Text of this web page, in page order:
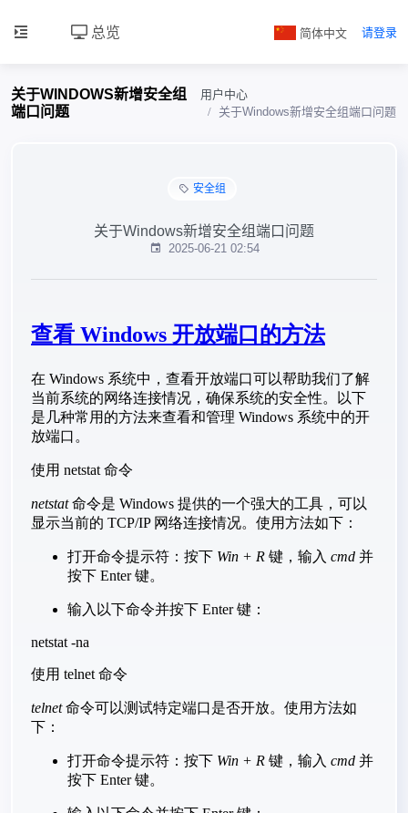
总览 简体中文 请登录
关于WINDOWS新增安全组
端口问题
用户中心
关于Windows新增安全组端口问题
安全组
关于Windows新增安全组端口问题
2025-06-21 02:54